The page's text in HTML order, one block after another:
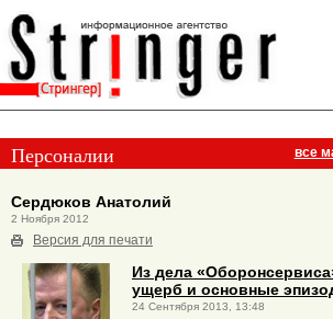
Персоналии все
Сердюков Анатолий
2 Ноября 2012
Версия для печати
Из дела
ущерб и основные
24 Сентября 2013, 13:48